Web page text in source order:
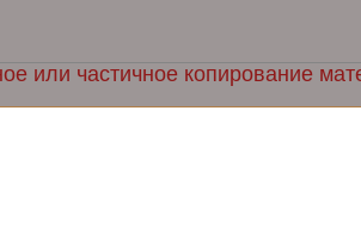
или частичное копирование